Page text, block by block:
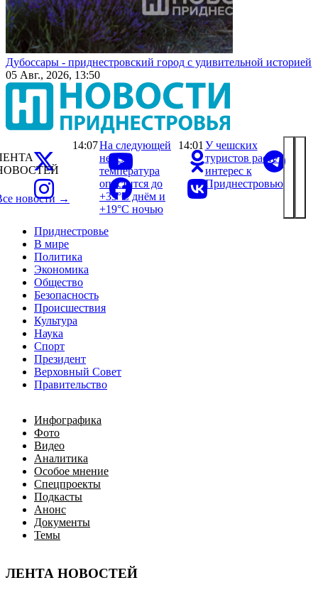
Дубоссары - приднестровский город с удивительной историей
05 Авг., 2026, 13:50
Приднестровье
В мире
Политика
Экономика
Общество
Безопасность
Происшествия
Культура
Наука
Спорт
Президент
Верховный Совет
Правительство
Инфографика
Фото
Видео
Аналитика
Особое мнение
Спецпроекты
Подкасты
Анонс
Документы
Темы
ЛЕНТА НОВОСТЕЙ
новости →
14:07На следующей
неделе
температура
опустится до
+33°С днём и
+19°С ночью
14:01 У чешских
туристов растёт
интерес к
Приднестровью